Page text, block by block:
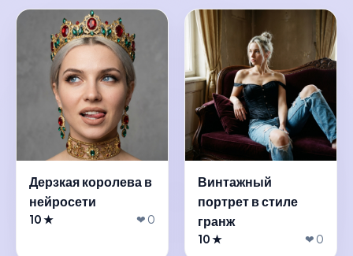
Дерзкая королева в
нейросети
10 ★ ❤ 0
Винтажный
портрет в стиле
гранж
10 ★ ❤ 0